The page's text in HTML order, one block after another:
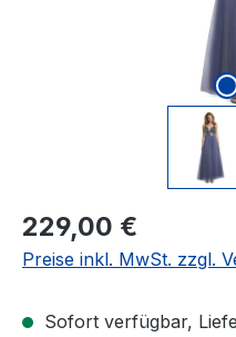
Regulärer Preis:
229,00 €
Preise inkl. MwSt. zzgl.
Sofort verfügbar,